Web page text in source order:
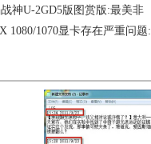
战神U-2GD5版图赏版:最美非
1080/1070显卡存在严重问题: